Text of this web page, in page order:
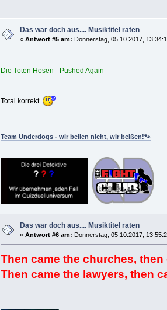
Das war doch aus.... Musiktitel raten
« Antwort #5 am: Donnerstag, 05.10.2017,
Die Toten Hosen - Pushed Again
Total korrekt
Team Underdogs - wir bellen nicht, wir beißen!🐾
Das war doch aus.... Musiktitel raten
« Antwort #6 am: Donnerstag, 05.10.2017,
Then came the churches,
Then came the lawyers, then